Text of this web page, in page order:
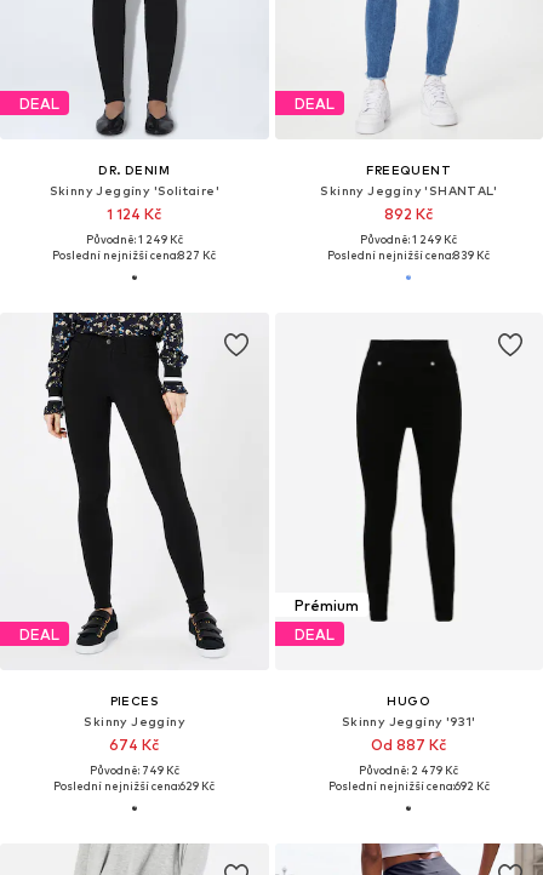
DEAL
DR. DENIM
Skinny Jeggíny 'Solitaire'
1 124 Kč
Původně: 1 249 Kč
Poslední nejnižší cena:827 Kč
DEAL
FREEQUENT
Skinny Jeggíny 'SHANTAL'
892 Kč
Původně: 1 249 Kč
Poslední nejnižší cena:839 Kč
DEAL
PIECES
Skinny Jeggíny
674 Kč
Původně: 749 Kč
Poslední nejnižší cena:629 Kč
Prémium
DEAL
HUGO
Skinny Jeggíny '931'
Od 887 Kč
Původně: 2 479 Kč
Poslední nejnižší cena:692 Kč